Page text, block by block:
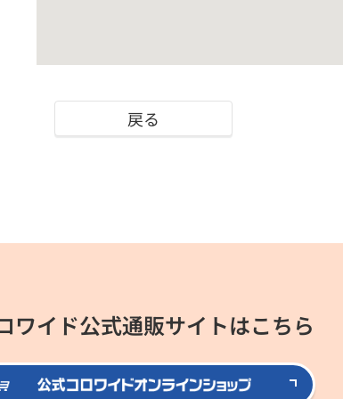
戻る
ワイド公式通販サイトはこちら
公式